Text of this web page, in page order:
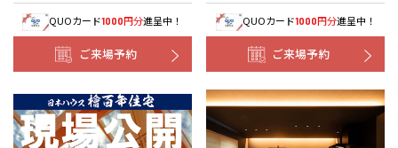
QUOカード1000円分進呈中！
ご来場予約
QUOカード1000円分進呈中！
ご来場予約